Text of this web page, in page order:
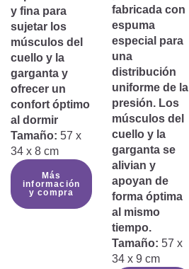
y fina para
sujetar los
músculos del
cuello y la
garganta y
ofrecer un
confort óptimo
al dormir
Tamaño: 57 x
34 x 8 cm
Más
información
y compra
fabricada con
espuma
especial para
una
distribución
uniforme de la
presión. Los
músculos del
cuello y la
garganta se
alivian y
apoyan de
forma óptima
al mismo
tiempo.
Tamaño: 57 x
34 x 9 cm